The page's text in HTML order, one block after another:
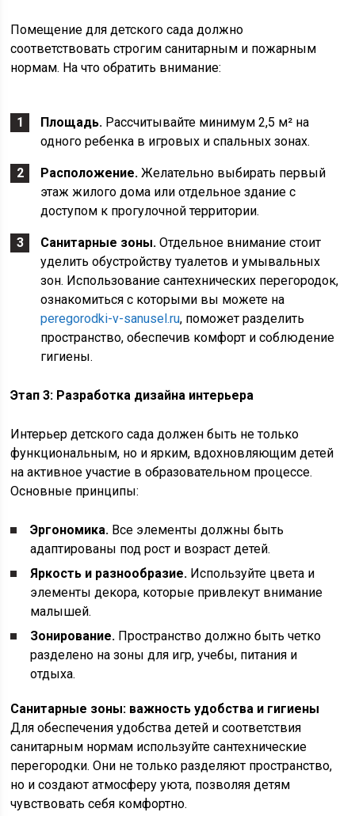
Помещение для детского сада должно
соответствовать строгим санитарным и пожарным
нормам. На что обратить внимание:
Площадь. Рассчитывайте минимум 2,5 м² на
одного ребенка в игровых и спальных зонах.
Расположение. Желательно выбирать первый
этаж жилого дома или отдельное здание с
доступом к прогулочной территории.
Санитарные зоны. Отдельное внимание стоит
уделить обустройству туалетов и умывальных
зон. Использование сантехнических перегородок,
ознакомиться с которыми вы можете на
peregorodki-v-sanusel.ru, поможет разделить
пространство, обеспечив комфорт и соблюдение
гигиены.
Этап 3: Разработка дизайна интерьера
Интерьер детского сада должен быть не только
функциональным, но и ярким, вдохновляющим детей
на активное участие в образовательном процессе.
Основные принципы:
Эргономика. Все элементы должны быть
адаптированы под рост и возраст детей.
Яркость и разнообразие. Используйте цвета и
элементы декора, которые привлекут внимание
малышей.
Зонирование. Пространство должно быть четко
разделено на зоны для игр, учебы, питания и
отдыха.
Санитарные зоны: важность удобства и гигиены
Для обеспечения удобства детей и соответствия
санитарным нормам используйте сантехнические
перегородки. Они не только разделяют пространство,
но и создают атмосферу уюта, позволяя детям
чувствовать себя комфортно.